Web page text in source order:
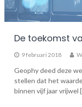
De toekomst
9 februari 2018
Geophy deed deze
stellen dat het
binnen vijf jaar vrijwel